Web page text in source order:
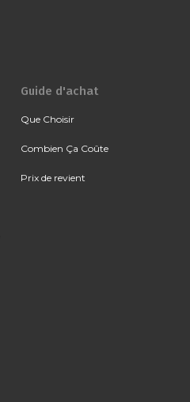
Guide d'achat
Que Choisir
Combien Ça Coûte
Prix de revient